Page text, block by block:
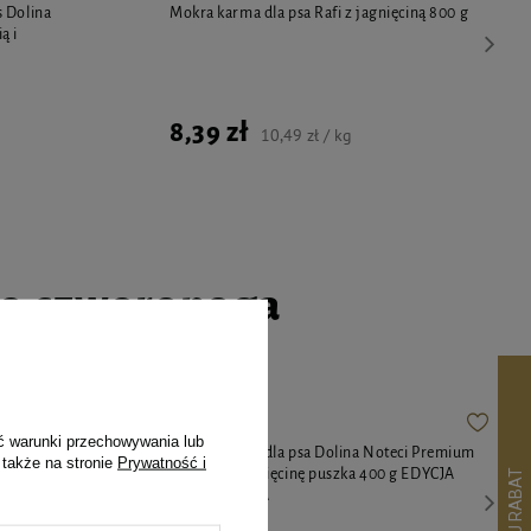
Dolina
i
Mokra karma dla psa Rafi z jagnięciną 800 g
8,39 zł 10,49 zł / kg
czworonoga
Mokra karma dla psa Dolina Noteci Premium
bogata w jagnięcinę puszka 400 g EDYCJA
LIMITOWANA
warunki przechowywania lub
na stronie Prywatność i